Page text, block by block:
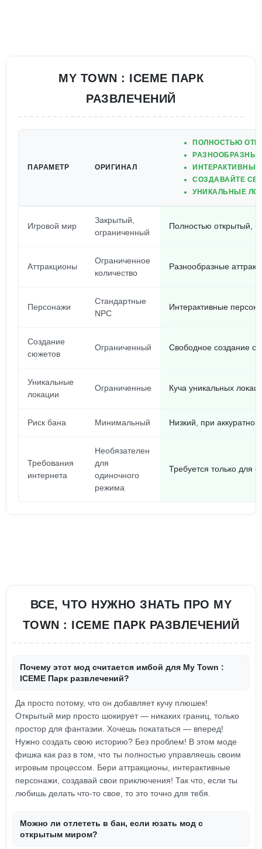
MY TOWN : ICEME ПАРК
РАЗВЛЕЧЕНИЙ
ПАРАМЕТР ОРИГИНАЛ
ПОЛНОСТЬЮ
СОЗДАВАЙТЕ
УНИКАЛЬНЫЕ
Игровой мир
Закрытый,
ограниченный
Полностью открытый,
Аттракционы
Ограниченное
количество
Разнообразные
Персонажи
Стандартные
NPC
Интерактивные
Создание
сюжетов
Ограниченный Свободное создание
Уникальные
локации
Ограниченные Куча уникальных
Риск бана Минимальный Низкий, при аккуратной
Требования
интернета
Необязателен
для
одиночного
режима
Требуется только для
ВСЕ, ЧТО НУЖНО ЗНАТЬ ПРО MY
TOWN : ICEME ПАРК РАЗВЛЕЧЕНИЙ
Почему этот мод считается имбой для My Town :
ICEME Парк развлечений?
Да просто потому, что он добавляет кучу плюшек!
Открытый мир просто шокирует — никаких границ, только
простор для фантазии. Хочешь покататься — вперед!
Нужно создать свою историю? Без проблем! В этом моде
фишка как раз в том, что ты полностью управляешь своим
игровым процессом. Бери аттракционы, интерактивные
персонажи, создавай свои приключения! Так что, если ты
любишь делать что-то свое, то это точно для тебя.
Можно ли отлететь в бан, если юзать мод с
открытым миром?